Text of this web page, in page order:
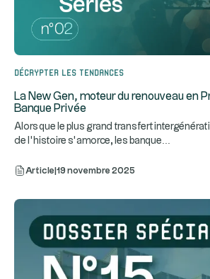
Décrypter les tendances
La New Gen, moteur du renouveau en
Banque Privée
Alors que le plus grand transfert
de l’histoire s’amorce, les banque
Article 19 novembre 2025